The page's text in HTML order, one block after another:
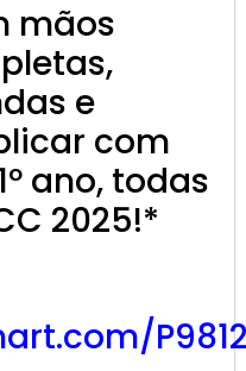
mãos
e
com
ano, todas
2025!*
.com/